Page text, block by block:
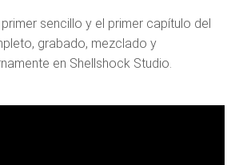
sencillo y el primer capítulo del
grabado, mezclado y
en Shellshock Studio.